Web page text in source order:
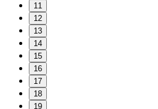
11
12
13
14
15
16
17
18
19